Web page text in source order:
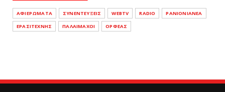
ΑΦΙΕΡΩΜΑΤΑ ΣΥΝΕΝΤΕΥΞΕΙΣ WEBTV RADIO
PANIONIANEA
ΕΡΑΣΙΤΕΧΝΗΣ
ΠΑΛΑΙΜΑΧΟΙ ΟΡΦΕΑΣ